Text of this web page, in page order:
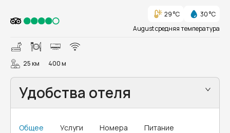
29 °C
30 °C
August средняя температура
25 км 400 м
Удобства отеля
Общее Услуги Номера Питание